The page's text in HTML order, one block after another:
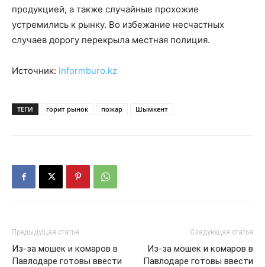
продукцией, а также случайные прохожие
устремились к рынку. Во избежание несчастных
случаев дорогу перекрыла местная полиция.
Источник: informburo.kz
ТЕГИ горит рынок пожар Шымкент
Предыдущая статья
Из-за мошек и комаров в
Павлодаре готовы ввести
Следующая статья
Из-за мошек и комаров в
Павлодаре готовы ввести